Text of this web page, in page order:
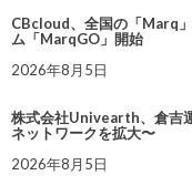
CBcloud、全国の「Marq
ム「MarqGO」開始
2026年8月5日
株式会社Univearth、倉吉
ネットワークを拡大〜
2026年8月5日